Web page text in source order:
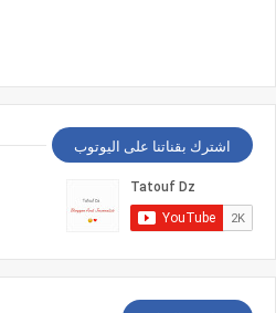
اشترك بقناتنا على اليوتوب